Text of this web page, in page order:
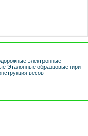
электронные
Эталонные образцовые гири
весов